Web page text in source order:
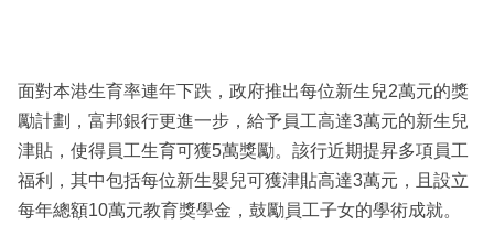
區
面對本港生育率連年下跌，政府推出每位新生兒2萬元的獎
勵計劃，富邦銀行更進一步，給予員工高達3萬元的新生兒
津貼，使得員工生育可獲5萬獎勵。該行近期提昇多項員工
福利，其中包括每位新生嬰兒可獲津貼高達3萬元，且設立
每年總額10萬元教育獎學金，鼓勵員工子女的學術成就。